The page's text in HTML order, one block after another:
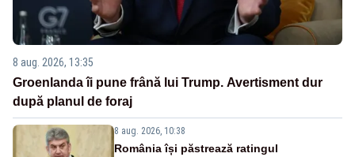
8 aug. 2026, 13:35
Groenlanda îi pune frână lui Trump. Avertisment dur
după planul de foraj
8 aug. 2026, 10:38
România își păstrează ratingul